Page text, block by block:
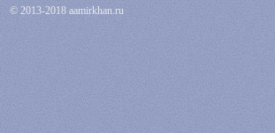
© 2013-2018 aamirkhan.ru